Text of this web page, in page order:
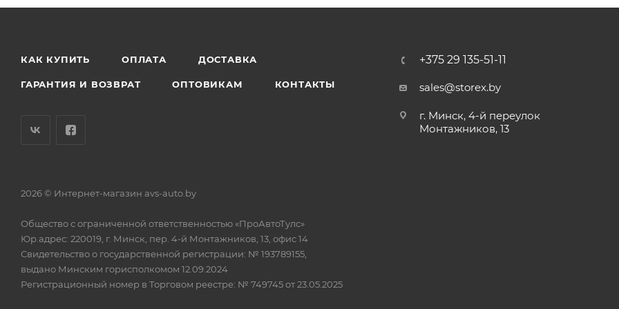
КАК КУПИТЬ ОПЛАТА ДОСТАВКА
ГАРАНТИЯ И ВОЗВРАТ ОПТОВИКАМ КОНТАКТЫ
+375 29 135-51-11
sales@storex.by
г. Минск, 4-й переулок
Монтажников, 13
2026 © Интернет-магазин avs-auto.by
Общество с ограниченной ответственностью «ПроАвтоТулс»
Юр.адрес: 220019, г. Минск, пер. 4-й Монтажников, 13, офис 14
Свидетельство о государственной регистрации: № 193789155,
выдано Минским горисполкомом 12.09.2024
Регистрационный номер в Торговом реестре: № 749745 от 23.05.2025